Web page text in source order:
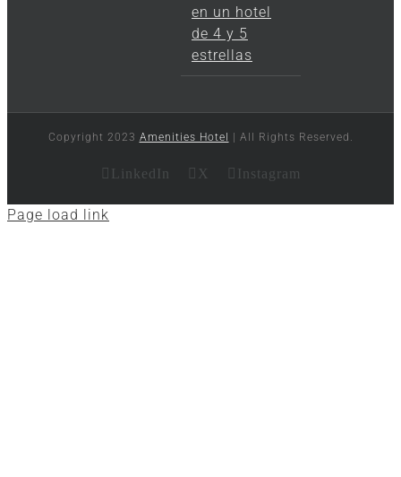
en un hotel
de 4 y 5
estrellas
Copyright 2023 Amenities Hotel | All Rights Reserved.
LinkedIn X Instagram
Page load link